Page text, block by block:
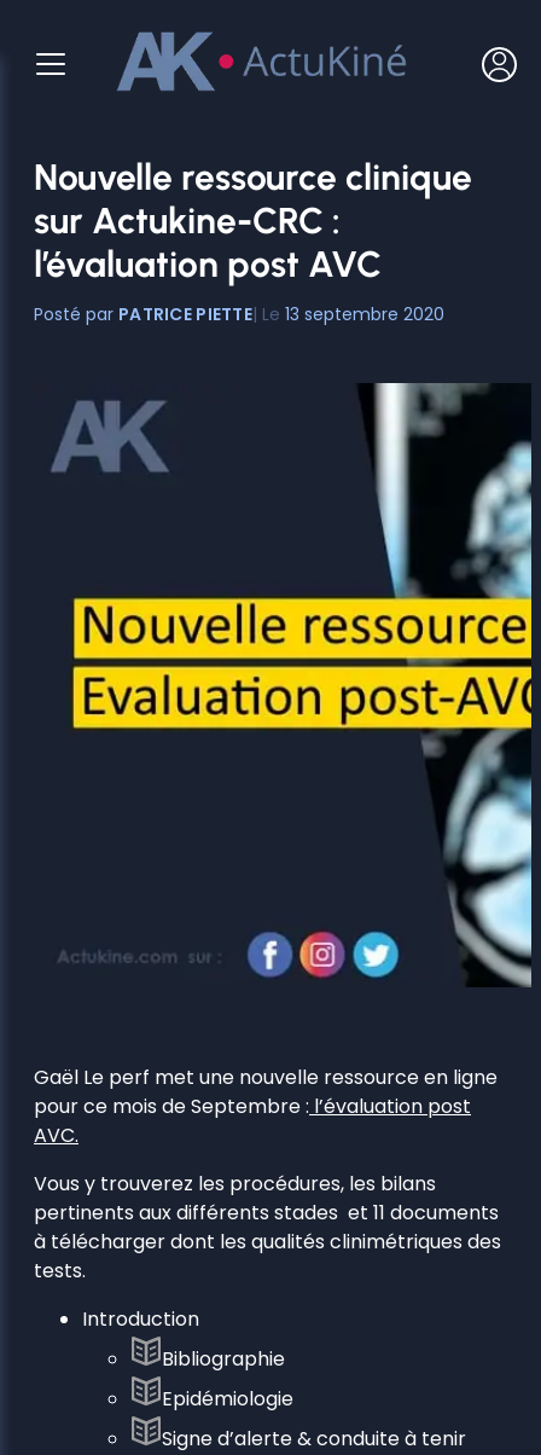
contenu
Nouvelle ressource clinique
sur Actukine-CRC :
l’évaluation post AVC
PATRICE PIETTE 13 septembre 2020
Gaël Le perf met une nouvelle ressource en ligne
pour ce mois de Septembre : l’évaluation post
AVC.
Vous y trouverez les procédures, les bilans
pertinents aux différents stades et 11 documents
à télécharger dont les qualités clinimétriques des
tests.
Introduction
Bibliographie
Epidémiologie
Signe d’alerte & conduite à tenir